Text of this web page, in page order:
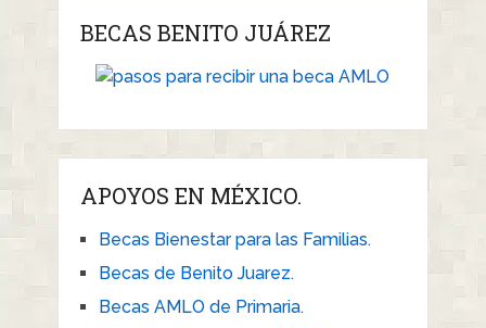
BECAS BENITO JUÁREZ
APOYOS EN MÉXICO.
Becas Bienestar para las Familias.
Becas de Benito Juarez.
Becas AMLO de Primaria.